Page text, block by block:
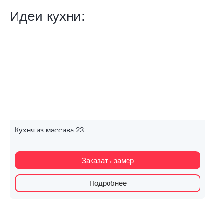
Идеи кухни:
Кухня из массива 23
Заказать замер
Подробнее